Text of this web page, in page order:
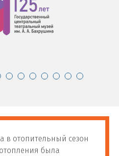
в отопительный сезон
была